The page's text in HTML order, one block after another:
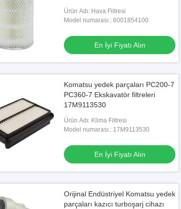
Ürün Adı: Hava Filtresi
Model numarası.: 6001854100
En İyi Fiyatı Alın
Komatsu yedek parçaları PC200-7
PC360-7 Ekskavatör filtreleri
17M9113530
Ürün Adı: Klima Filtresi
Model numarası.: 17M9113530
En İyi Fiyatı Alın
Orijinal Endüstriyel Komatsu yedek
parçaları kazıcı turboşarj cihazı